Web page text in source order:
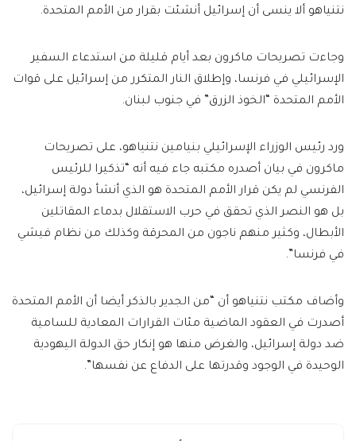
نتنياهو ألا ينسى أن إسرائيل أنشئت بقرار من الأمم المتحدة.
وجاءت تصريحات ماكرون بعد أيام قليلة من استدعاء السفير
الإسرائيلي في فرنسا، وإطلاق النار المتكرر من إسرائيل على قوات
الأمم المتحدة “الخوذ الزرق” في جنوب لبنان.
ورد رئيس الوزراء الإسرائيلي بنيامين نتنياهو، على تصريحات
ماكرون في بيان أصدره مكتبه جاء فيه أنه “تذكيرا للرئيس
الفرنسي لم يكن قرار الأمم المتحدة هو الذي أنشأ دولة إسرائيل،
بل هو النصر الذي تحقق في حرب الاستقلال بدماء المقاتلين
الأبطال، وكثير منهم ناجون من المحرقة وكذلك من نظام فيشي
في فرنسا”.
وأضاف مكتب نتنياهو أن “من الجدير بالذكر أيضا أن الأمم المتحدة
أصدرت في العقود الماضية مئات القرارات المعادية للسامية
ضد دولة إسرائيل، والغرض منها هو إنكار حق الدولة اليهودية
الوحيدة في الوجود وقدرتها على الدفاع عن نفسها”.